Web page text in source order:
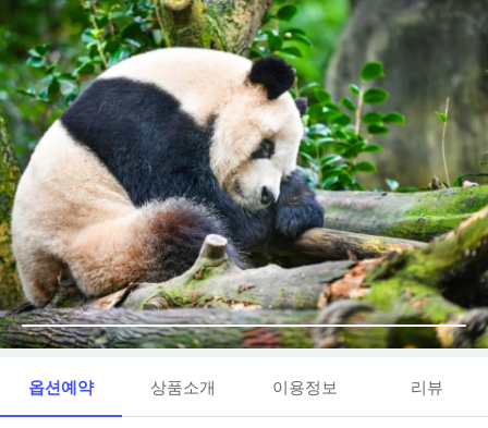
옵션예약 상품소개 이용정보 리뷰